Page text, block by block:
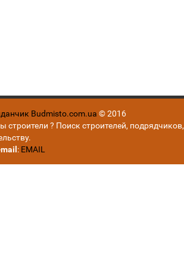
Budmisto.com.ua © 2016
строители ? Поиск строителей, подрядчиков,
: EMAIL